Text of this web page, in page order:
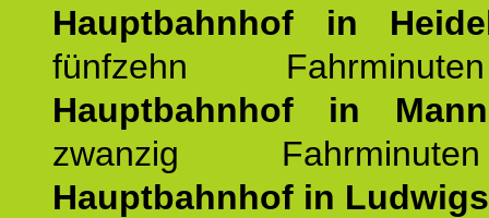
Hauptbahnhof in
fünfzehn
Hauptbahnhof in
zwanzig
Hauptbahnhof in